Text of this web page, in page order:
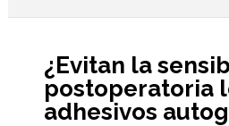
¿Evitan la
postoperatoria
adhesivos